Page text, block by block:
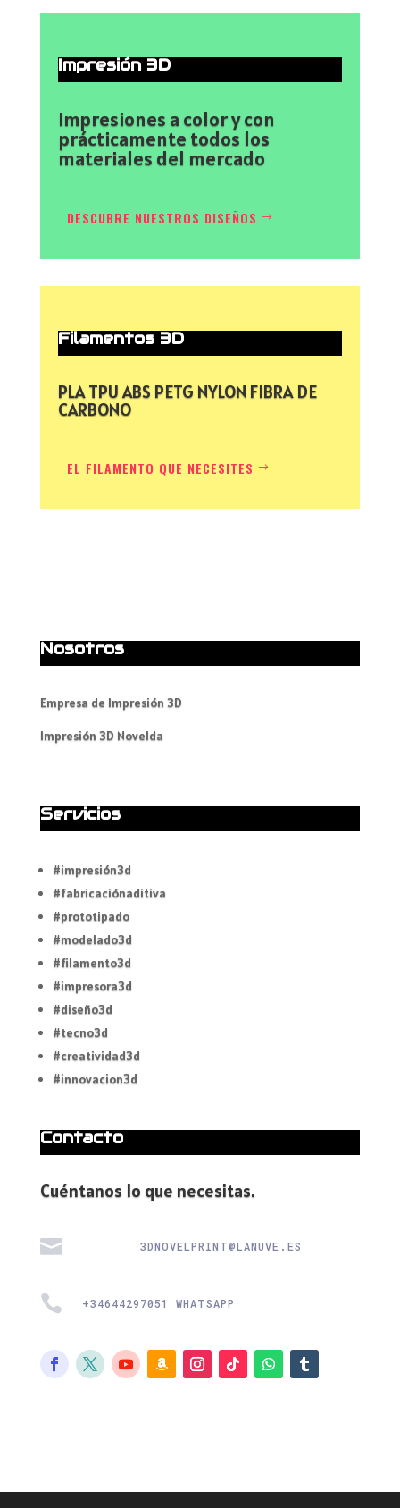
Impresión 3D
Impresiones a color y con
prácticamente todos los
materiales del mercado
DESCUBRE NUESTROS DISEÑOS
Filamentos 3D
PLA TPU ABS PETG NYLON FIBRA DE
CARBONO
EL FILAMENTO QUE NECESITES
Nosotros
Empresa de Impresión 3D
Impresión 3D Novelda
Servicios
#impresión3d
#fabricaciónaditiva
#prototipado
#modelado3d
#filamento3d
#impresora3d
#diseño3d
#tecno3d
#creatividad3d
#innovacion3d
Contacto
Cuéntanos lo que necesitas.
 3DNOVELPRINT@LANUVE.ES
 +34644297051 WHATSAPP